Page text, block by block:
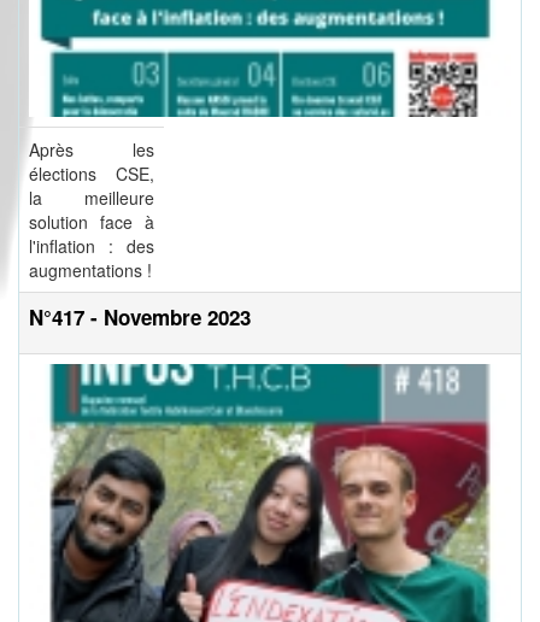
Après les
élections CSE,
la meilleure
solution face à
l'inflation : des
augmentations !
N°417 - Novembre 2023